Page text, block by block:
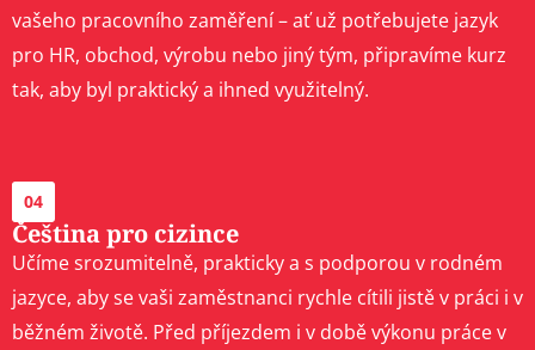
vašeho pracovního zaměření – ať už potřebujete jazyk
pro HR, obchod, výrobu nebo jiný tým, připravíme kurz
tak, aby byl praktický a ihned využitelný.
04
Čeština pro cizince
Učíme srozumitelně, prakticky a s podporou v rodném
jazyce, aby se vaši zaměstnanci rychle cítili jistě v práci i v
běžném životě. Před příjezdem i v době výkonu práce v